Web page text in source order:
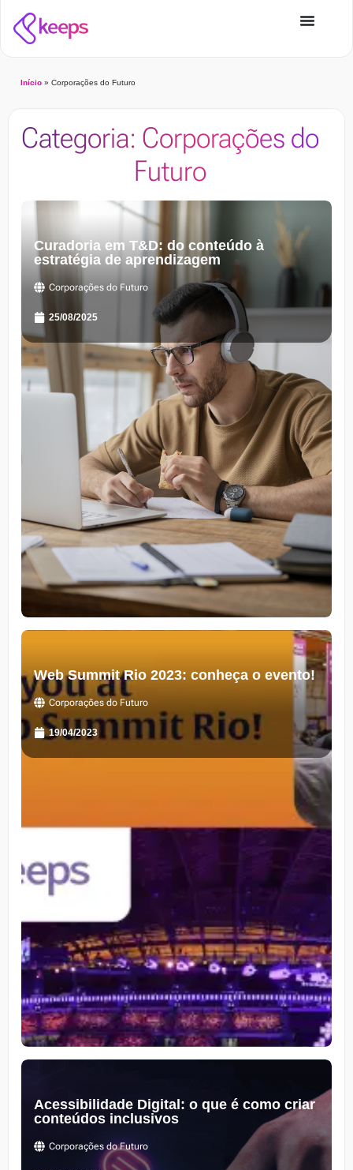
Início » Corporações do Futuro
Categoria: Corporações do
Futuro
Curadoria em T&D: do conteúdo à
estratégia de aprendizagem
Corporações do Futuro
25/08/2025
Web Summit Rio 2023: conheça o evento!
Corporações do Futuro
19/04/2023
Acessibilidade Digital: o que é como criar
conteúdos inclusivos
Corporações do Futuro